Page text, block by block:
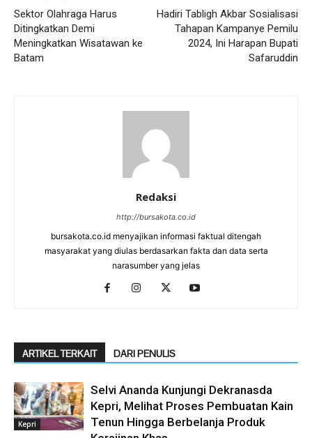
Sektor Olahraga Harus
Ditingkatkan Demi
Meningkatkan Wisatawan ke
Batam
Hadiri Tabligh Akbar Sosialisasi
Tahapan Kampanye Pemilu
2024, Ini Harapan Bupati
Safaruddin
Redaksi
http://bursakota.co.id
bursakota.co.id menyajikan informasi faktual ditengah
masyarakat yang diulas berdasarkan fakta dan data serta
narasumber yang jelas
ARTIKEL TERKAIT DARI PENULIS
Kepri
Selvi Ananda Kunjungi Dekranasda
Kepri, Melihat Proses Pembuatan Kain
Tenun Hingga Berbelanja Produk